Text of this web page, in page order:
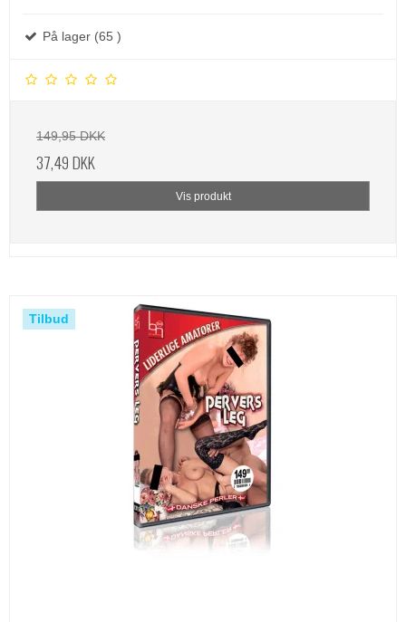
På lager (65 )
149,95 DKK
37,49 DKK
Vis produkt
Tilbud